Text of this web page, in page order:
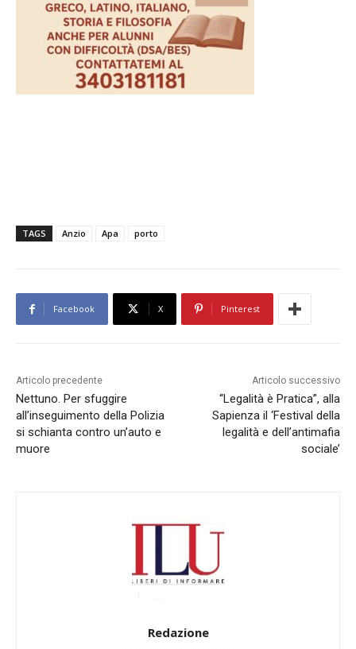
TAGS Anzio Apa porto
Facebook X Pinterest
Articolo precedente
Nettuno. Per sfuggire
all’inseguimento della Polizia
si schianta contro un’auto e
muore
Articolo successivo
“Legalità è Pratica”, alla
Sapienza il ‘Festival della
legalità e dell’antimafia
sociale’
Redazione